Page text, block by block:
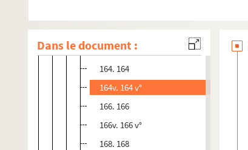
Dans le document :
162. 162
162v. 162 v°
164. 164
164v. 164 v°
166. 166
166v. 166 v°
168. 168